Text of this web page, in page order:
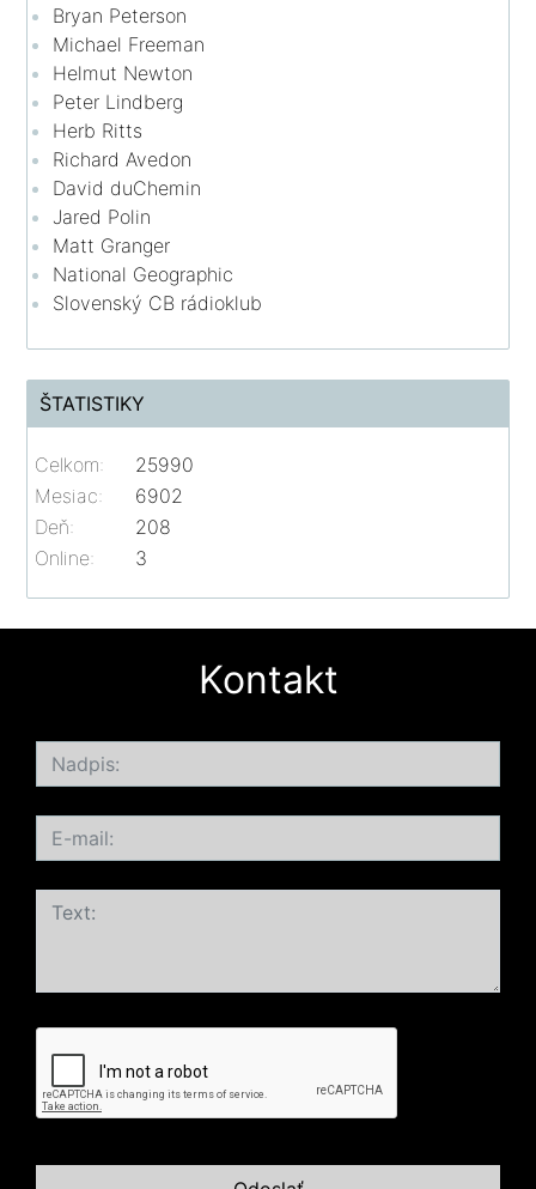
Bryan Peterson
Michael Freeman
Helmut Newton
Peter Lindberg
Herb Ritts
Richard Avedon
David duChemin
Jared Polin
Matt Granger
National Geographic
Slovenský CB rádioklub
ŠTATISTIKY
Online: 3
Celkom:
25990
Mesiac:
6902
Deň:
208
Kontakt